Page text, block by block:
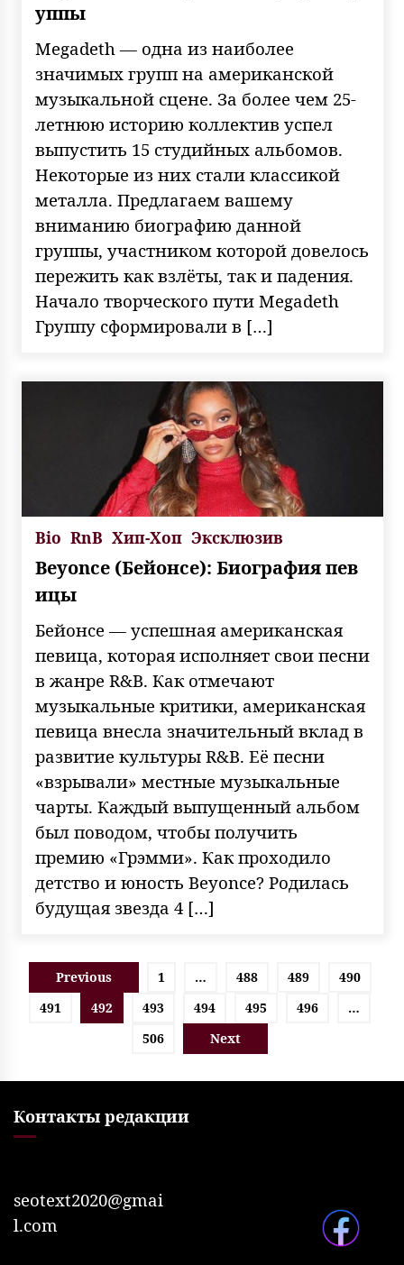
уппы
Megadeth — одна из наиболее
значимых групп на американской
музыкальной сцене. За более чем 25-
летнюю историю коллектив успел
выпустить 15 студийных альбомов.
Некоторые из них стали классикой
металла. Предлагаем вашему
вниманию биографию данной
группы, участником которой довелось
пережить как взлёты, так и падения.
Начало творческого пути Megadeth
Группу сформировали в […]
Bio RnB Хип-Хоп Эксклюзив
Beyonce (Бейонсе): Биография пев
ицы
Бейонсе — успешная американская
певица, которая исполняет свои песни
в жанре R&B. Как отмечают
музыкальные критики, американская
певица внесла значительный вклад в
развитие культуры R&B. Её песни
«взрывали» местные музыкальные
чарты. Каждый выпущенный альбом
был поводом, чтобы получить
премию «Грэмми». Как проходило
детство и юность Beyonce? Родилась
будущая звезда 4 […]
Пагинация
записей
Previous 1 … 488 489
490
491
492 493 494 495 496
…
506
Next
Контакты редакции
seotext2020@gmai
l.com